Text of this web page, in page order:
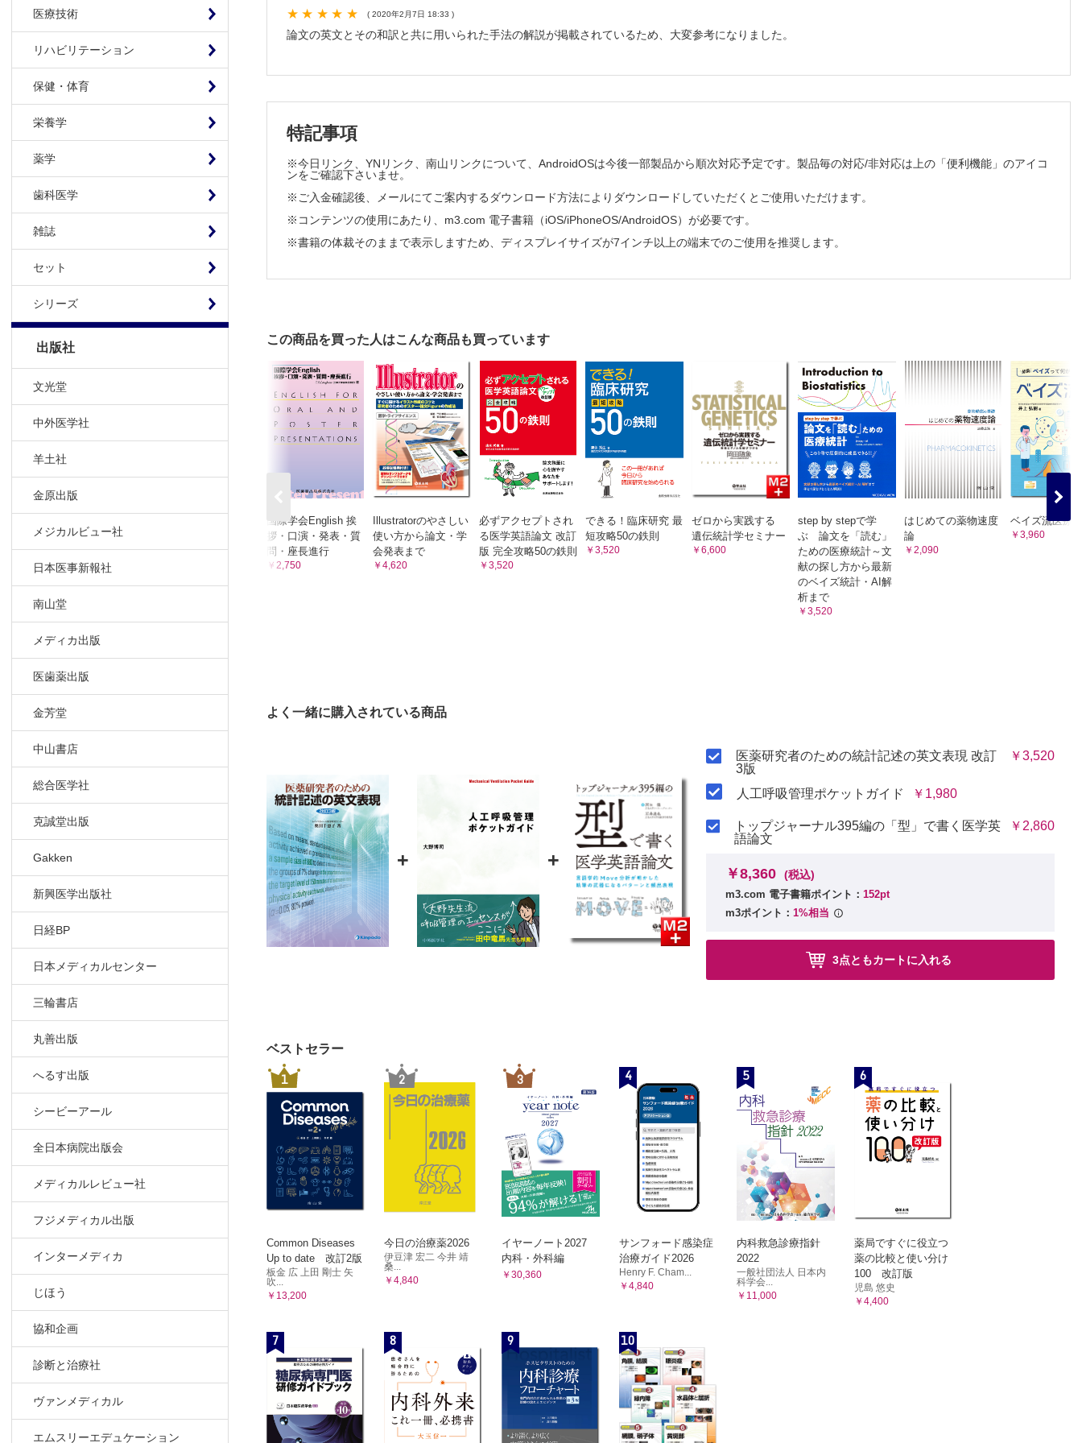
医療技術
リハビリテーション
保健・体育
栄養学
薬学
歯科医学
雑誌
セット
シリーズ
出版社
文光堂
中外医学社
羊土社
金原出版
メジカルビュー社
日本医事新報社
南山堂
メディカ出版
医歯薬出版
金芳堂
中山書店
総合医学社
克誠堂出版
Gakken
新興医学出版社
日経BP
日本メディカルセンター
三輪書店
丸善出版
へるす出版
シービーアール
全日本病院出版会
メディカルレビュー社
フジメディカル出版
インターメディカ
じほう
協和企画
診断と治療社
ヴァンメディカル
エムスリーエデュケーション
24．コンピュータプログラムの利用
( 2020年2月7日 18:33 )
論文の英文とその和訳と共に用いられた手法の解説が掲載されているため、大変参考になりました。
特記事項
※今日リンク、YNリンク、南山リンクについて、AndroidOSは今後一部製品から順次対応予定です。製品毎の対応/非対応は上の「便利機能」のアイコ
ンをご確認下さいませ。
※ご入金確認後、メールにてご案内するダウンロード方法によりダウンロードしていただくとご使用いただけます。
※コンテンツの使用にあたり、m3.com 電子書籍（iOS/iPhoneOS/AndroidOS）が必要です。
※書籍の体裁そのままで表示しますため、ディスプレイサイズが7インチ以上の端末でのご使用を推奨します。
この商品を買った人はこんな商品も買っています
国際学会English 挨
拶・口演・発表・質
問・座長進行
￥2,750
Illustratorのやさしい
使い方から論文・学
会発表まで
￥4,620
必ずアクセプトされ
る医学英語論文 改訂
版 完全攻略50の鉄則
￥3,520
できる！臨床研究 最
短攻略50の鉄則
￥3,520
ゼロから実践する
遺伝統計学セミナー
￥6,600
step by stepで学
ぶ 論文を「読む」
ための医療統計～文
献の探し方から最新
のベイズ統計・AI解
析まで
￥3,520
はじめての薬物速度
論
￥2,090
ベイズ流医療
￥3,960
よく一緒に購入されている商品
+ +
医薬研究者のための統計記述の英文表現 改訂
3版
￥3,520
人工呼吸管理ポケットガイド ￥1,980
トップジャーナル395編の「型」で書く医学英
語論文
￥2,860
￥8,360 (税込)
m3.com 電子書籍ポイント： 152pt
m3ポイント： 1%相当
3点ともカートに入れる
ベストセラー
1
Common Diseases
Up to date 改訂2版
板金 広 上田 剛士 矢
吹...
￥13,200
2
今日の治療薬2026
伊豆津 宏二 今井 靖
桑...
￥4,840
3
イヤーノート2027
内科・外科編
￥30,360
4
サンフォード感染症
治療ガイド2026
Henry F. Cham...
￥4,840
5
内科救急診療指針
2022
一般社団法人 日本内
科学会...
￥11,000
6
薬局ですぐに役立つ
薬の比較と使い分け
100 改訂版
児島 悠史
￥4,400
7 8 9 10